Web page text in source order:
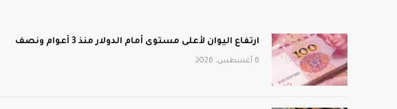
ارتفاع اليوان لأعلى مستوى أمام الدولار منذ 3 أعوام ونصف
6 أغسطس، 2026